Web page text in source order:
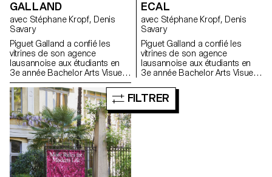
GALLAND
avec Stéphane Kropf, Denis
Savary
Piguet Galland a confié les
vitrines de son agence
lausannoise aux étudiants en
3e année Bachelor Arts Visuels
de l'ECAL. Un mandat sous
forme de concours a été lancé
dans le cadre du second
semestre 2017 sous l’égide de
Denis Savary, professeur, et
Stéphane Kropf, responsable
de la filière. Le travail d’Iseult
Perrault a été sélectionné parmi
dix candidats pour inaugurer ce
qui va s’apparenter à un cycle
ECAL
avec Stéphane Kropf, Denis
Savary
Piguet Galland a confié les
vitrines de son agence
lausannoise aux étudiants en
3e année Bachelor Arts Visuels
forme de concours a été lancé
dans le cadre du second
semestre 2017 sous l’égide de
FILTRER